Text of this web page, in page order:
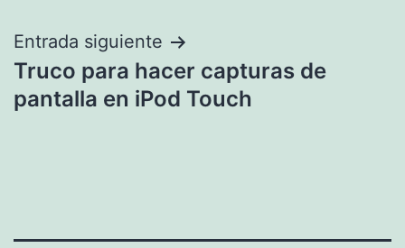
Entrada siguiente
Truco para hacer capturas de
pantalla en iPod Touch